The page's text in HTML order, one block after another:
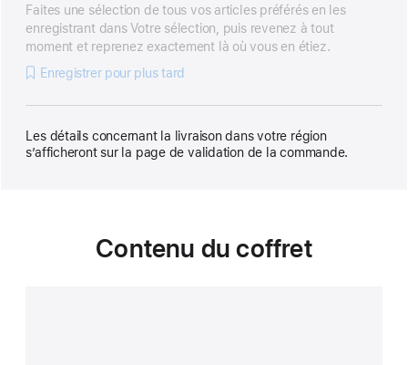
Faites une sélection de tous vos articles préférés en les
enregistrant dans Votre sélection, puis revenez à tout
moment et reprenez exactement là où vous en étiez.
Enregistrer pour plus tard
Les détails concernant la livraison dans votre région
s’afficheront sur la page de validation de la commande.
Contenu du coffret